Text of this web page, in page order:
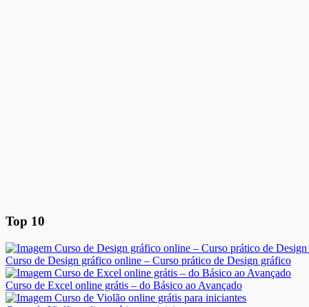
Top 10
Curso de Design gráfico online – Curso prático de Design gráfico
Curso de Excel online grátis – do Básico ao Avançado